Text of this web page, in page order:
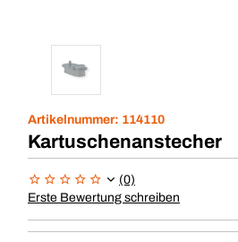
Artikelnummer: 114110
Kartuschenanstecher
(0)
Erste Bewertung schreiben